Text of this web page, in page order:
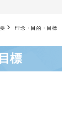
理念・目的・目標
標